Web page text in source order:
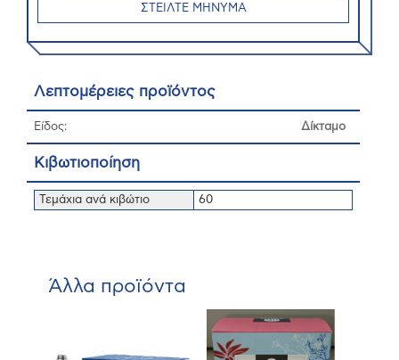
ΣΤΕΙΛΤΕ ΜΗΝΥΜΑ
Λεπτομέρειες προϊόντος
Είδος: Δίκταμο
Κιβωτιοποίηση
Τεμάχια ανά κιβώτιο 60
Άλλα προϊόντα